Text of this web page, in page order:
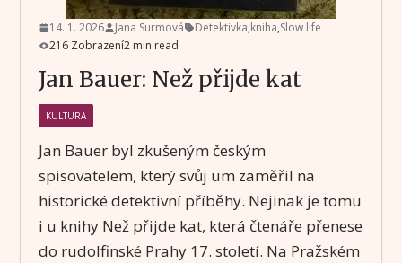
14. 1. 2026 Jana Surmová Detektivka,kniha,Slow life
216 Zobrazení2 min read
Jan Bauer: Než přijde kat
KULTURA
Jan Bauer byl zkušeným českým
spisovatelem, který svůj um zaměřil na
historické detektivní příběhy. Nejinak je tomu
i u knihy Než přijde kat, která čtenáře přenese
do rudolfinské Prahy 17. století. Na Pražském